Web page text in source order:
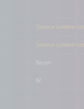
Sadece üyelere özel
Sadece üyelere özel
Bayan
52